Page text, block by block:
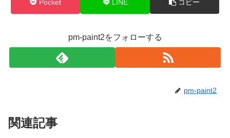
Pocket LINE コピー
pm-paint2をフォローする
pm-paint2
関連記事